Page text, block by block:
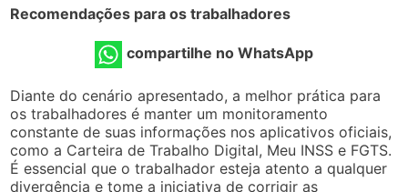
Recomendações para os trabalhadores
compartilhe no WhatsApp
Diante do cenário apresentado, a melhor prática para
os trabalhadores é manter um monitoramento
constante de suas informações nos aplicativos oficiais,
como a Carteira de Trabalho Digital, Meu INSS e FGTS.
É essencial que o trabalhador esteja atento a qualquer
divergência e tome a iniciativa de corrigir as